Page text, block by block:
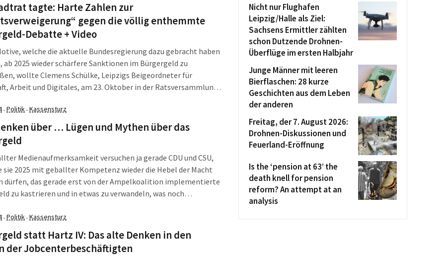
tagte: Harte Zahlen zur
gegen die völlig enthemmte
Debatte + Video
welche die aktuelle Bundesregierung dazu gebracht haben
ab 2025 wieder schärfere Sanktionen im Bürgergeld zu
wollte Clemens Schülke, Leipzigs Beigeordneter für
Arbeit und Digitales, am 23. Oktober in der Ratsversammlung
Zahlen umgehen, die für das Jobcenter Leipzig […]
· Politik· Kassensturz
über … Lügen und Mythen über das
Medienaufmerksamkeit versuchen ja gerade CDU und CSU,
sie 2025 mit geballter Kompetenz wieder die Hebel der Macht
dürfen, das gerade erst von der Ampelkoalition implementierte
zu kastrieren und in etwas zu verwandeln, was noch
aus […]
· Politik· Kassensturz
statt Hartz IV: Das alte Denken in den
der Jobcenterbeschäftigten
Nicht nur Flughafen
Leipzig/Halle als Ziel:
Sachsens Ermittler zählten
schon Dutzende Drohnen-
Überflüge im ersten Halbjahr
Junge Männer mit leeren
Bierflaschen: 28 kurze
Geschichten aus dem Leben
der anderen
Freitag, der 7. August 2026:
Drohnen-Diskussionen und
Feuerland-Eröffnung
Is the ‘pension at 63’ the
death knell for pension
reform? An attempt at an
analysis